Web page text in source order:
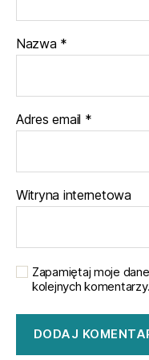
Nazwa *
Adres email *
Witryna internetowa
Zapamiętaj moje
kolejnych komentarzy.